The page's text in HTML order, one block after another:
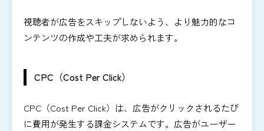
視聴者が広告をスキップしないよう、より魅力的なコ
ンテンツの作成や工夫が求められます。
CPC（Cost Per Click）
CPC（Cost Per Click）は、広告がクリックされるたび
に費用が発生する課金システムです。広告がユーザー